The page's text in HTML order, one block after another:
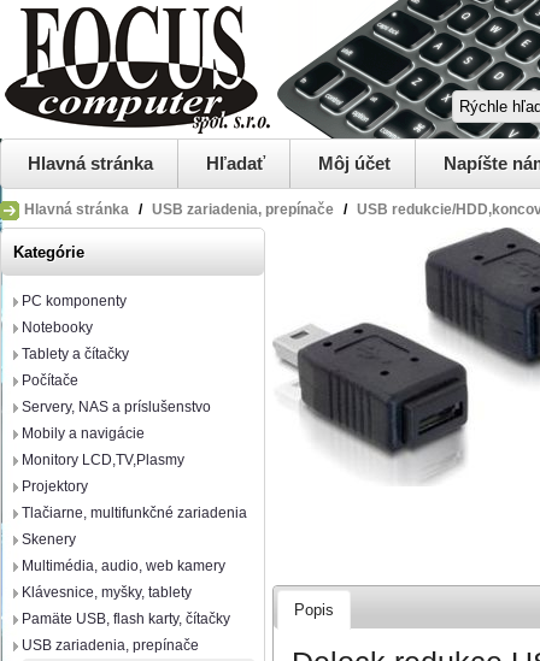
Hlavná stránka Hľadať Môj účet Napíšte
Hlavná stránka / USB zariadenia, prepínače / USB redukcie/
Kategórie
PC komponenty
Notebooky
Tablety a čítačky
Počítače
Servery, NAS a príslušenstvo
Mobily a navigácie
Monitory LCD,TV,Plasmy
Projektory
Tlačiarne, multifunkčné zariadenia
Skenery
Multimédia, audio, web kamery
Klávesnice, myšky, tablety
Pamäte USB, flash karty, čítačky
USB zariadenia, prepínače
Popis